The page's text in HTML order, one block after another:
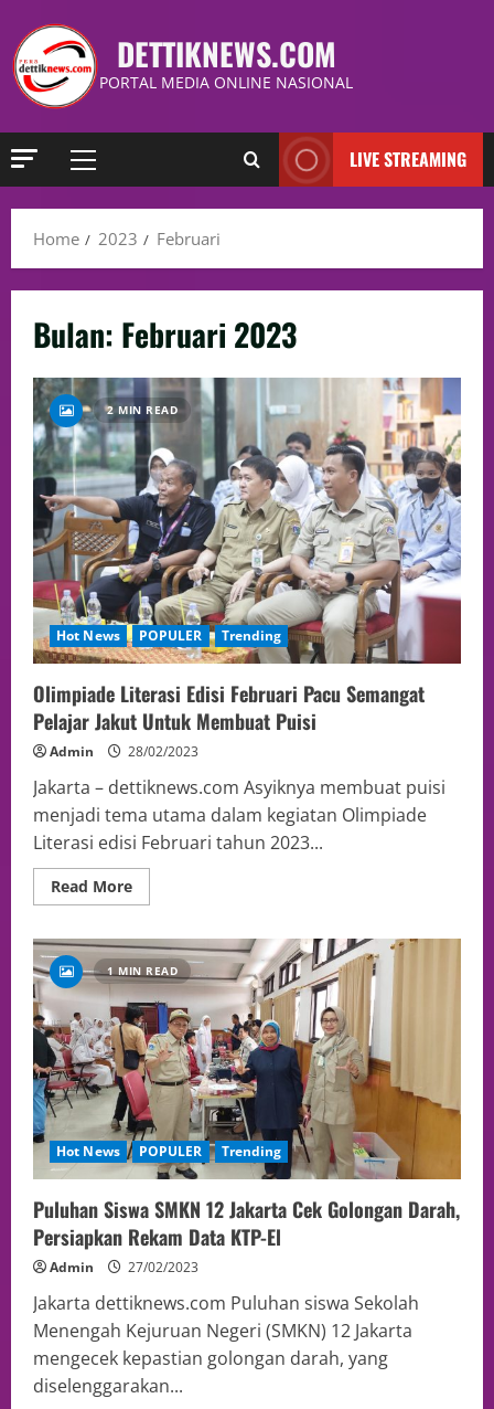
DETTIKNEWS.COM
PORTAL MEDIA ONLINE NASIONAL
LIVE STREAMING
Home 2023 Februari
Bulan: Februari 2023
2 MIN READ
Hot News POPULER Trending
Olimpiade Literasi Edisi Februari Pacu Semangat
Pelajar Jakut Untuk Membuat Puisi
Admin 28/02/2023
Jakarta – dettiknews.com Asyiknya membuat puisi
menjadi tema utama dalam kegiatan Olimpiade
Literasi edisi Februari tahun 2023...
Read More
1 MIN READ
Hot News POPULER Trending
Puluhan Siswa SMKN 12 Jakarta Cek Golongan Darah,
Persiapkan Rekam Data KTP-El
Admin 27/02/2023
Jakarta dettiknews.com Puluhan siswa Sekolah
Menengah Kejuruan Negeri (SMKN) 12 Jakarta
mengecek kepastian golongan darah, yang
diselenggarakan...